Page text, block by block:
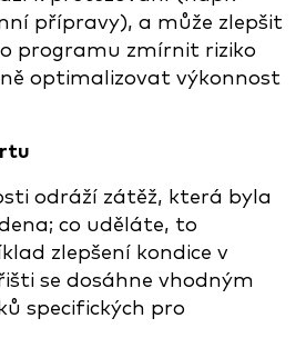
přípravy), a může zlepšit
programu zmírnit riziko
optimalizovat výkonnost
odráží zátěž, která byla
co uděláte, to
zlepšení kondice v
se dosáhne vhodným
specifických pro